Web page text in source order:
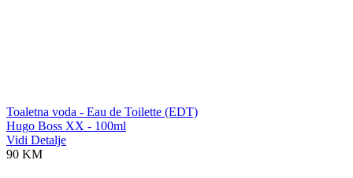
Toaletna voda - Eau de Toilette (EDT)
Hugo Boss XX - 100ml
Vidi Detalje
90 KM